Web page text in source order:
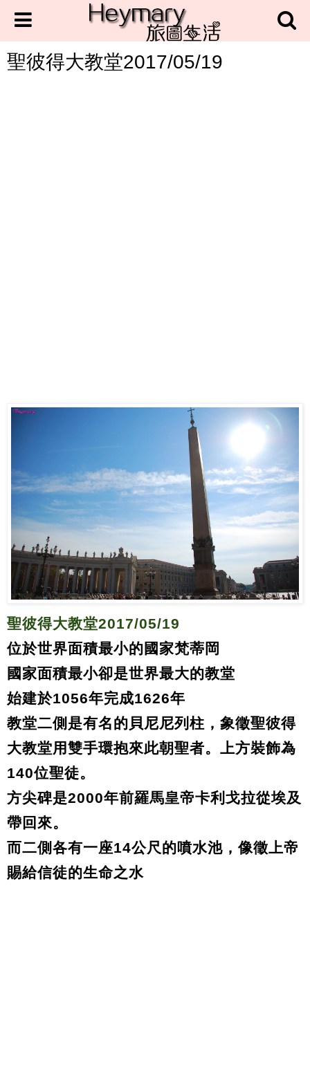
聖彼得大教堂2017/05/19
聖彼得大教堂2017/05/19
位於世界面積最小的國家梵蒂岡
國家面積最小卻是世界最大的教堂
始建於1056年完成1626年
教堂二側是有名的貝尼尼列柱，象徵聖彼得
大教堂用雙手環抱來此朝聖者。上方裝飾為
140位聖徒。
方尖碑是2000年前羅馬皇帝卡利戈拉從埃及
帶回來。
而二側各有一座14公尺的噴水池，像徵上帝
賜給信徒的生命之水